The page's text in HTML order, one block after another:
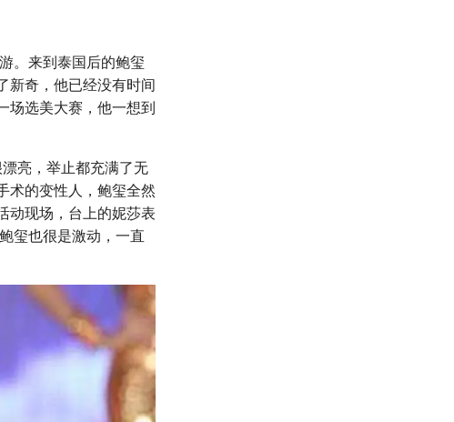
。来到泰国后的鲍玺
新奇，他已经没有时间
场选美大赛，他一想到
亮，举止都充满了无
术的变性人，鲍玺全然
动现场，台上的妮莎表
玺也很是激动，一直